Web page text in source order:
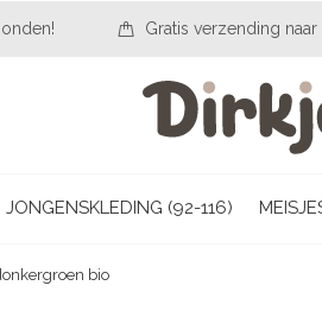
JONGENSKLEDING (92-116)
Gratis verzending
bio